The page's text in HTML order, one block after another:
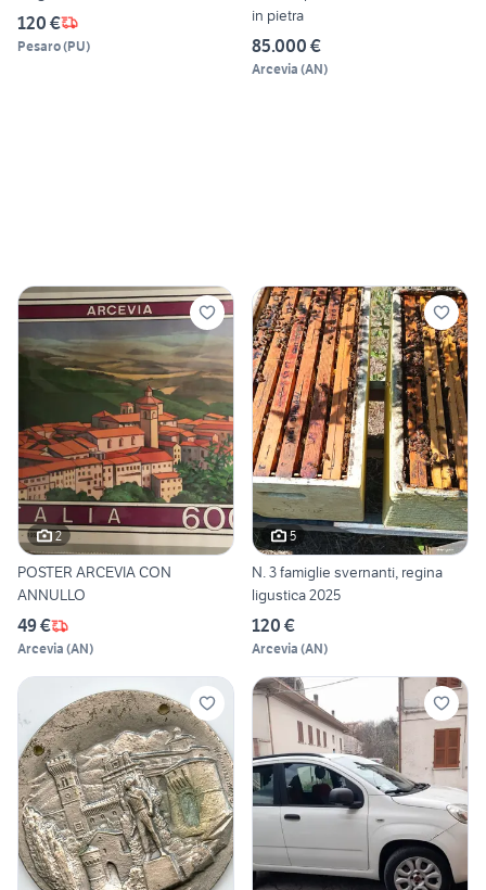
120 €
Pesaro(PU)
in pietra
85.000 €
Arcevia (AN)
2
POSTER ARCEVIA CON
ANNULLO
49 €
Arcevia (AN)
5
N. 3 famiglie svernanti, regina
ligustica 2025
120 €
Arcevia (AN)